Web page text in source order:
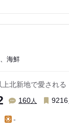
海鮮
北新地で愛される
160人 9216
-